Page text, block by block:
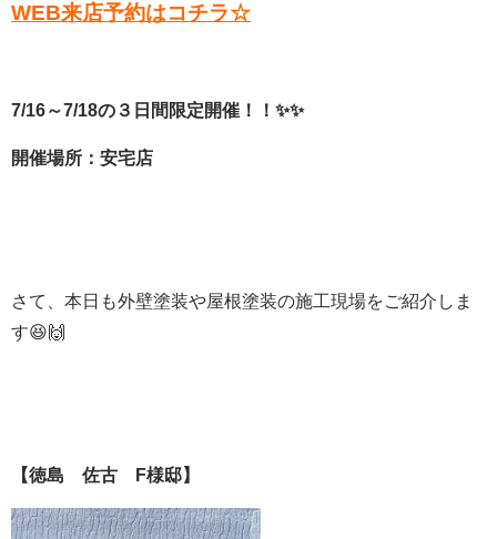
WEB来店予約はコチラ☆
7/16～7/18の３ 日間限定開催！！✨✨
開催場所：安宅店
さて、本日も外壁塗装や屋根塗装の施工現場をご紹介しま
す😆🙌
【徳島 佐古 F様邸】